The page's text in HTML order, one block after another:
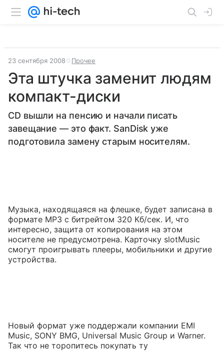
23 сентября 2008 Прочее
Эта штучка заменит людям
компакт-диски
CD вышли на пенсию и начали писать
завещание — это факт. SanDisk уже
подготовила замену старым носителям.
Музыка, находящаяся на флешке, будет записана в
формате MP3 с битрейтом 320 Кб/сек. И, что
интересно, защита от копирования на этом
носителе не предусмотрена. Карточку slotMusic
смогут проигрывать плееры, мобильники и другие
устройства.
Новый формат уже поддержали компании EMI
Music, SONY BMG, Universal Music Group и Warner.
Так что не торопитесь покупать ту